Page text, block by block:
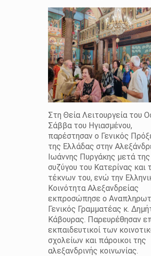
Στη Θεία Λειτουργεία του
Σάββα του Ηγιασμένου,
παρέστησαν ο Γενικός
της Ελλάδας στην
Ιωάννης Πυργάκης μετά της
συζύγου του Κατερίνας και
τέκνων του, ενώ την
Κοινότητα Αλεξανδρείας
εκπροσώπησε ο
Γενικός Γραμματέας κ.
Κάβουρας. Παρευρέθησαν
εκπαιδευτικοί των
σχολείων και πάροικοι της
αλεξανδρινής κοινωνίας.